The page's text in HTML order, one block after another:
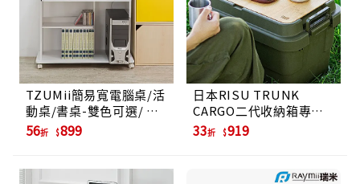
TZUMii簡易寬電腦桌/活
動桌/書桌-雙色可選/ 白
色
56折 899
日本RISU TRUNK
CARGO二代收納箱專用
桌板-淺型30L/深型50L
33折 919